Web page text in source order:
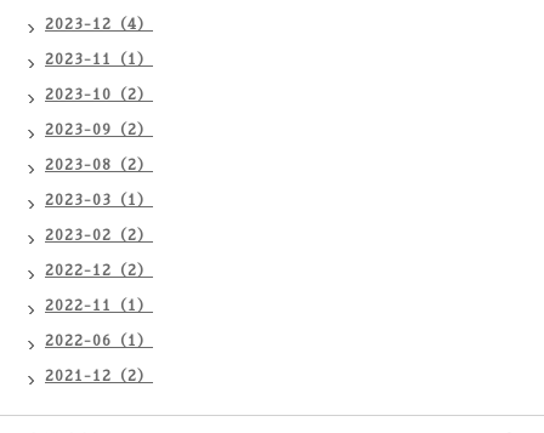
2023-12（4）
2023-11（1）
2023-10（2）
2023-09（2）
2023-08（2）
2023-03（1）
2023-02（2）
2022-12（2）
2022-11（1）
2022-06（1）
2021-12（2）